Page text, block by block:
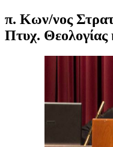
π. Κων/νος
Πτυχ. Θεολογίας